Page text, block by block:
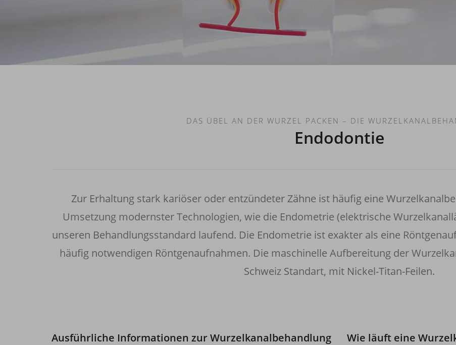
DAS ÜBEL AN DER WURZEL PACKEN – DIE
Endodontie
Zur Erhaltung stark kariöser oder entzündeter Zähne ist häufig eine
Umsetzung modernster Technologien, wie die Endometrie (elektrische
unseren Behandlungsstandard laufend. Die Endometrie ist exakter als eine
häufig notwendigen Röntgenaufnahmen. Die maschinelle Aufbereitung der
Schweiz Standart, mit Nickel-Titan-Feilen.
Ausführliche Informationen zur Wurzelkanalbehandlung Wie läuft eine